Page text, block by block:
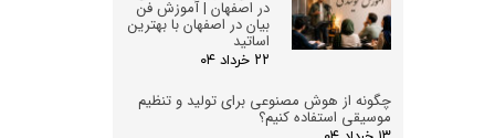
در اصفهان | آموزش فن
بیان در اصفهان با بهترین
اساتید
۲۲ خرداد ۰۴
چگونه از هوش مصنوعی برای تولید و تنظیم
موسیقی استفاده کنیم؟